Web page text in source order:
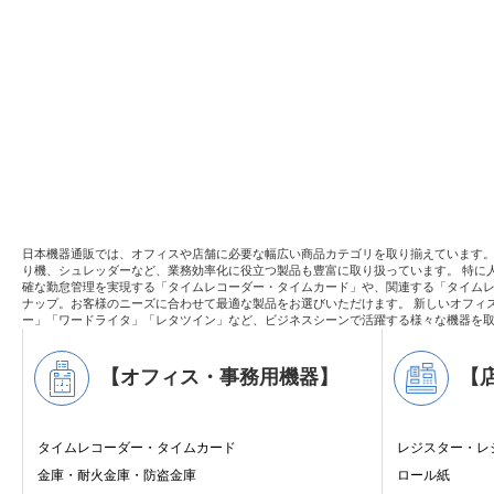
日本機器通販では、オフィスや店舗に必要な幅広い商品カテゴリを取り揃えていま
り機、シュレッダーなど、業務効率化に役立つ製品も豊富に取り扱っています。 特
確な勤怠管理を実現する「タイムレコーダー・タイムカード」や、関連する「タイ
ナップ。お客様のニーズに合わせて最適な製品をお選びいただけます。 新しいオフ
ー」「ワードライタ」「レタツイン」など、ビジネスシーンで活躍する様々な機器
【オフィス・事務用機器】
タイムレコーダー・タイムカード
金庫・耐火金庫・防盗金庫
【
レジスター・レ
ロール紙